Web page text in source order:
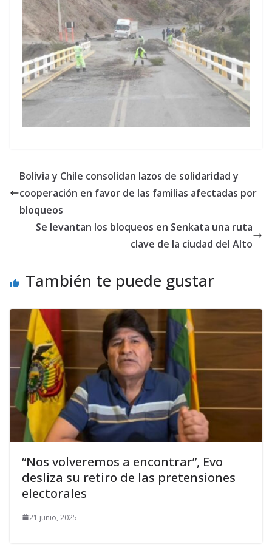
Bolivia y Chile consolidan lazos de solidaridad y
cooperación en favor de las familias afectadas por
bloqueos
Se levantan los bloqueos en Senkata una ruta
clave de la ciudad del Alto
También te puede gustar
“Nos volveremos a encontrar”, Evo
desliza su retiro de las pretensiones
electorales
21 junio, 2025